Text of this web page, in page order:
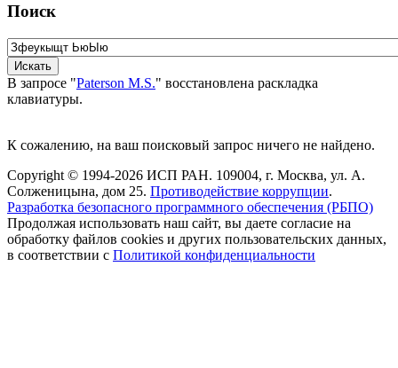
Поиск
В запросе "Paterson M.S." восстановлена раскладка
клавиатуры.
К сожалению, на ваш поисковый запрос ничего не найдено.
Copyright © 1994-2026 ИСП РАН. 109004, г. Москва, ул. А.
Солженицына, дом 25. Противодействие коррупции.
Разработка безопасного программного обеспечения (РБПО)
Продолжая использовать наш сайт, вы даете согласие на
обработку файлов cookies и других пользовательских данных,
в соответствии с Политикой конфиденциальности